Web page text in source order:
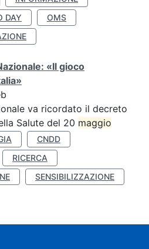
DAY
OMS
«Il gioco
va ricordato il decreto
Salute del 20 maggio
CNDD
RICERCA
SENSIBILIZZAZIONE